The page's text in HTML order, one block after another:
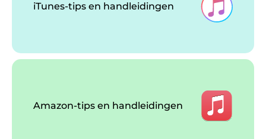
iTunes-tips en handleidingen
Amazon-tips en handleidingen